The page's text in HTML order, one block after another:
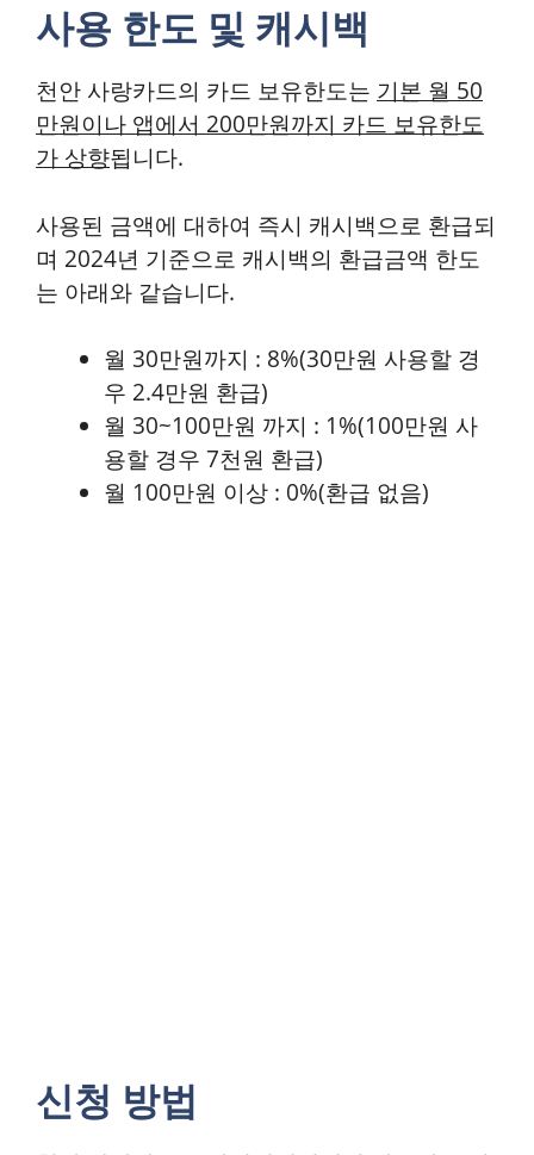
사용 한도 및 캐시백
천안 사랑카드의 카드 보유한도는 기본 월 50
만원이나 앱에서 200만원까지 카드 보유한도
가 상향됩니다.
사용된 금액에 대하여 즉시 캐시백으로 환급되
며 2024년 기준으로 캐시백의 환급금액 한도
는 아래와 같습니다.
월 30만원까지 : 8%(30만원 사용할 경
우 2.4만원 환급)
월 30~100만원 까지 : 1%(100만원 사
용할 경우 7천원 환급)
월 100만원 이상 : 0%(환급 없음)
신청 방법